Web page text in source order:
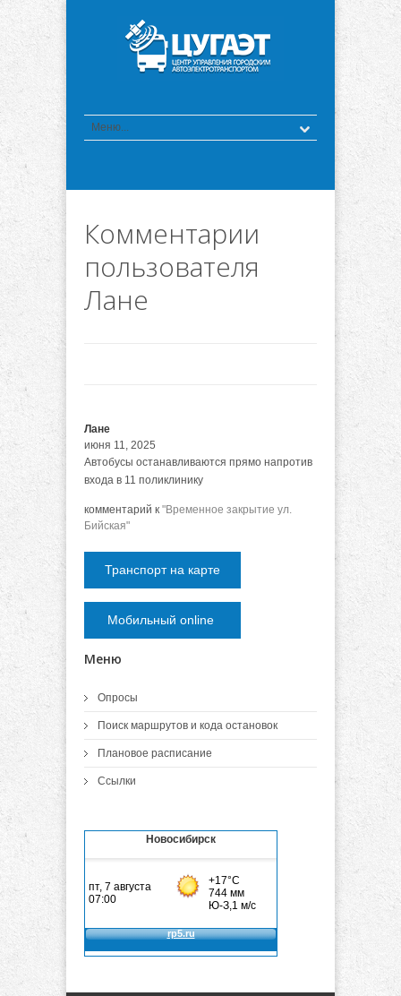
Комментарии
пользователя
Лане
Лане
июня 11, 2025
Автобусы останавливаются прямо напротив
входа в 11 поликлинику
комментарий к "Временное закрытие ул.
Бийская"
Транспорт на карте
Мобильный online
Меню
Опросы
Поиск маршрутов и кода остановок
Плановое расписание
Ссылки
Новосибирск